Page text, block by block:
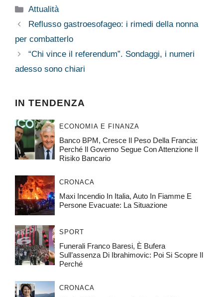
Categorie
Attualità
Reflusso gastroesofageo: i rimedi della nonna
per combatterlo
“Chi vince il referendum”. Sondaggi, i numeri
adesso sono chiari
IN TENDENZA
ECONOMIA E FINANZA
Banco BPM, Cresce Il Peso Della Francia:
Perché Il Governo Segue Con Attenzione Il
Risiko Bancario
CRONACA
Maxi Incendio In Italia, Auto In Fiamme E
Persone Evacuate: La Situazione
SPORT
Funerali Franco Baresi, È Bufera
Sull’assenza Di Ibrahimovic: Poi Si Scopre Il
Perché
CRONACA